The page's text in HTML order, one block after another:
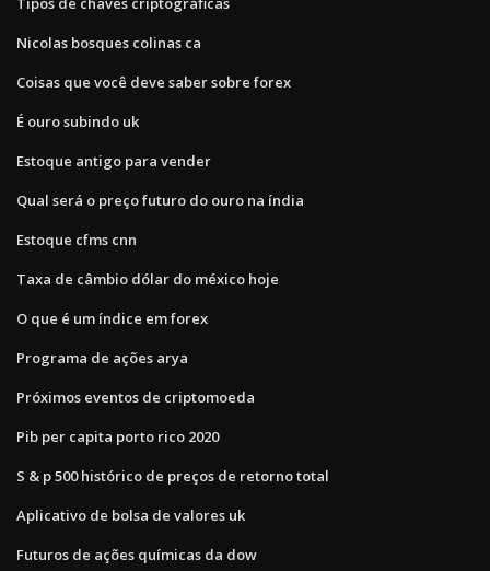
Nicolas bosques colinas ca
Coisas que você deve saber sobre forex
É ouro subindo uk
Estoque antigo para vender
Qual será o preço futuro do ouro na índia
Estoque cfms cnn
Taxa de câmbio dólar do méxico hoje
O que é um índice em forex
Programa de ações arya
Próximos eventos de criptomoeda
Pib per capita porto rico 2020
S & p 500 histórico de preços de retorno total
Aplicativo de bolsa de valores uk
Futuros de ações químicas da dow